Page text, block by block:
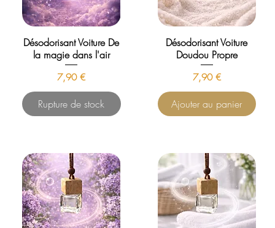
Désodorisant Voiture De
la magie dans l'air
Prix
7,90 €
Rupture de stock
Désodorisant Voiture
Doudou Propre
Prix
7,90 €
Ajouter au panier